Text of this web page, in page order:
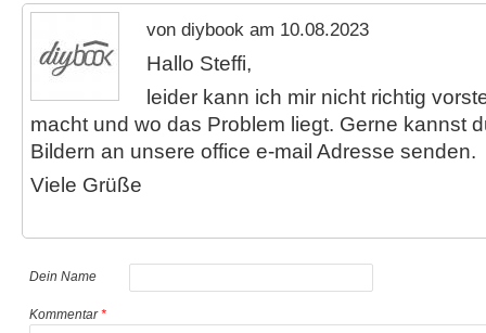
von diybook am 10.08.2023
Hallo Steffi,
leider kann ich mir nicht richtig
macht und wo das Problem liegt. Gerne kannst
Bildern an unsere office e-mail Adresse senden.
Viele Grüße
Dein Name
Kommentar*